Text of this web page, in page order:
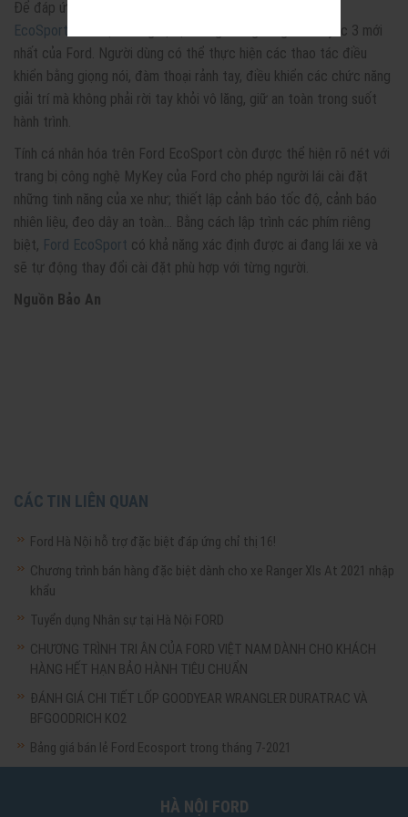
Để đáp ứng nhu cầu ngày càng tăng của khách hàng,
EcoSport đã được trang bị hệ thống thông tin giải trí Sync 3 mới
nhất của Ford. Người dùng có thể thực hiện các thao tác điều
khiển bằng giọng nói, đàm thoại rảnh tay, điều khiển các chức năng
giải trí mà không phải rời tay khỏi vô lăng, giữ an toàn trong suốt
hành trình.
Tính cá nhân hóa trên Ford EcoSport còn được thể hiện rõ nét với
trang bị công nghệ MyKey của Ford cho phép người lái cài đặt
những tinh năng của xe như; thiết lập cảnh báo tốc độ, cảnh báo
nhiên liệu, đeo dây an toàn… Bằng cách lập trình các phím riêng
biệt, Ford EcoSport có khả năng xác định được ai đang lái xe và
sẽ tự động thay đổi cài đặt phù hợp với từng người.
Nguồn Bảo An
CÁC TIN LIÊN QUAN
Ford Hà Nội hỗ trợ đặc biệt đáp ứng chỉ thị 16!
Chương trình bán hàng đặc biệt dành cho xe Ranger Xls At 2021 nhập
khẩu
Tuyển dụng Nhân sự tại Hà Nội FORD
CHƯƠNG TRÌNH TRI ÂN CỦA FORD VIỆT NAM DÀNH CHO KHÁCH
HÀNG HẾT HẠN BẢO HÀNH TIÊU CHUẨN
ĐÁNH GIÁ CHI TIẾT LỐP GOODYEAR WRANGLER DURATRAC VÀ
BFGOODRICH KO2
Bảng giá bán lẻ Ford Ecosport trong tháng 7-2021
HÀ NỘI FORD